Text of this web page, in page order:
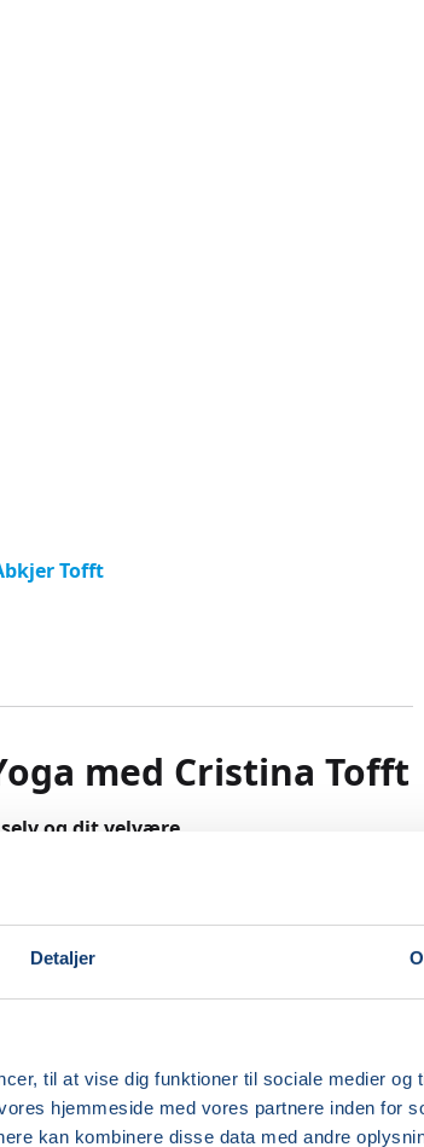
Detaljer
til at vise dig funktioner til sociale medier og
hjemmeside med vores partnere inden for
kan kombinere disse data med andre
Tofft
med Cristina Tofft
og dit velvære
og rolig start på dagen inden, at du skal
og bygget op omkring
stræk, så du hurtigt vil opleve at det er let